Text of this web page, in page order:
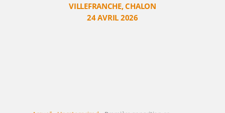
VILLEFRANCHE,CHALON
24 AVRIL 2026